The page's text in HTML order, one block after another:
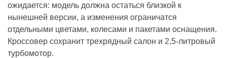
ожидается: модель должна остаться близкой к
нынешней версии, а изменения ограничатся
отдельными цветами, колесами и пакетами оснащения.
Кроссовер сохранит трехрядный салон и 2,5-литровый
турбомотор.